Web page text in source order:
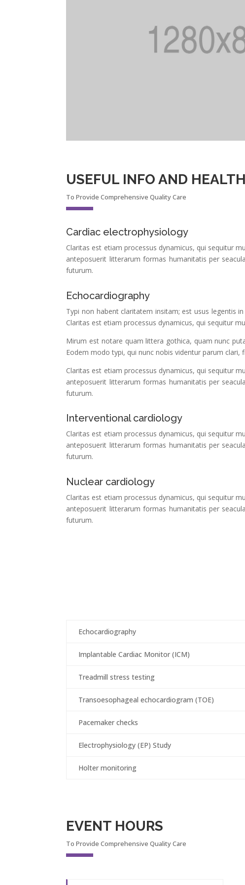
USEFUL INFO AND
To Provide Comprehensive Quality Care
Cardiac electrophysiology
Claritas est etiam processus dynamicus, qui sequitur
anteposuerit litterarum formas humanitatis per
futurum.
Echocardiography
Typi non habent claritatem insitam; est usus legentis
Claritas est etiam processus dynamicus, qui sequitur
Mirum est notare quam littera gothica, quam nunc
Eodem modo typi, qui nunc nobis videntur parum clari,
Claritas est etiam processus dynamicus, qui sequitur
anteposuerit litterarum formas humanitatis per
futurum.
Interventional cardiology
Claritas est etiam processus dynamicus, qui sequitur
anteposuerit litterarum formas humanitatis per
futurum.
Nuclear cardiology
Claritas est etiam processus dynamicus, qui sequitur
anteposuerit litterarum formas humanitatis per
futurum.
Echocardiography
Implantable Cardiac Monitor (ICM)
Treadmill stress testing
Transoesophageal echocardiogram (TOE)
Pacemaker checks
Electrophysiology (EP) Study
Holter monitoring
EVENT HOURS
To Provide Comprehensive Quality Care